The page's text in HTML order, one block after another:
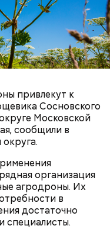
привлекут к
Сосновского
Московской
сообщили в
организация
агродроны. Их
в
достаточно
специалисты.
отмечают в
парусным видам
проходят